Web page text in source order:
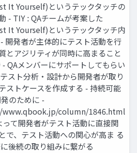
It Yourself)というテックタッチの
- TIY : QAチームが考案した
It Yourself)というテックタッチ内
開発者が主体的にテスト活動を行
とアジリティが同時に高まること
- QAメンバーにサポートしてもらい
スト分析・設計から開発者が取り
ストケースを作成する - 持続可能
のために -
column/1846.html
って開発者がテスト活動に直接関
で、テスト活動への関心が高ま る
後続の取り組みに繋がる